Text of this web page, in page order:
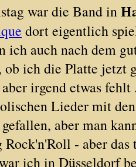
war die Band in
dort eigentlich
ich auch nach dem
ob ich die Platte
irgend etwas
Lieder mit
aber man
Rock'n'Roll - aber
ich in Düsseldorf